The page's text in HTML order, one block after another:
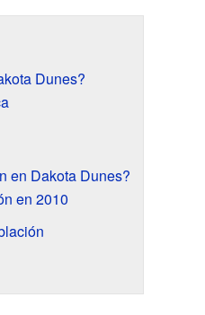
Dunes?
en Dakota Dunes?
en 2010